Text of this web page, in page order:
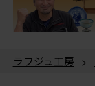
ラフジュ工房 >